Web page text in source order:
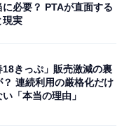
に必要？ PTAが直面する
現実
18きっぷ」販売激減の裏
？ 連続利用の厳格化だけ
「本当の理由」